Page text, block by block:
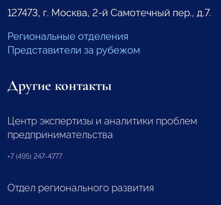
127473, г. Москва, 2-й Самотечный пер., д.7.
Региональные отделения
Представители за рубежом
Другие контакты
Центр экспертизы и аналитики проблем
предпринимательства
+7 (495) 247-4777
Отдел регионального развития